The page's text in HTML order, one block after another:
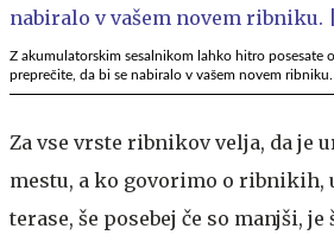
Z akumulatorskim sesalnikom lahko hitro posesate
preprečite, da bi se nabiralo v vašem novem ribniku.
Za vse vrste ribnikov velja, da je
mestu, a ko govorimo o ribnikih,
terase, še posebej če so manjši,